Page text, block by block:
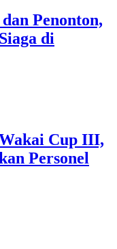
Penonton,
di
Cup III,
Personel